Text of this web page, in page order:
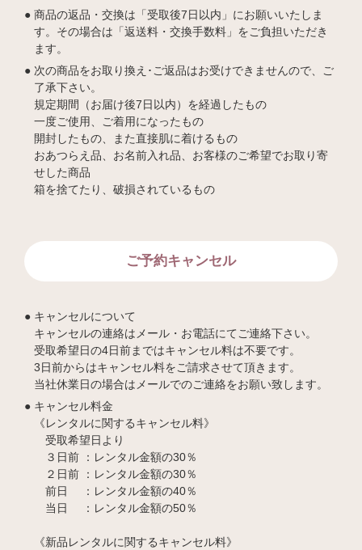
商品の返品・交換は「受取後7日以内」にお願いいたしま
す。その場合は「返送料・交換手数料」をご負担いただき
ます。
次の商品をお取り換え･ご返品はお受けできませんので、ご
了承下さい。
規定期間（お届け後7日以内）を経過したもの
一度ご使用、ご着用になったもの
開封したもの、また直接肌に着けるもの
おあつらえ品、お名前入れ品、お客様のご希望でお取り寄
せした商品
箱を捨てたり、破損されているもの
ご予約キャンセル
キャンセルについて
キャンセルの連絡はメール・お電話にてご連絡下さい。
受取希望日の4日前まではキャンセル料は不要です。
3日前からはキャンセル料をご請求させて頂きます。
当社休業日の場合はメールでのご連絡をお願い致します。
キャンセル料金
《レンタルに関するキャンセル料》
受取希望日より
３日前 ：レンタル金額の30％
２日前 ：レンタル金額の30％
前日 ：レンタル金額の40％
当日 ：レンタル金額の50％
《新品レンタルに関するキャンセル料》